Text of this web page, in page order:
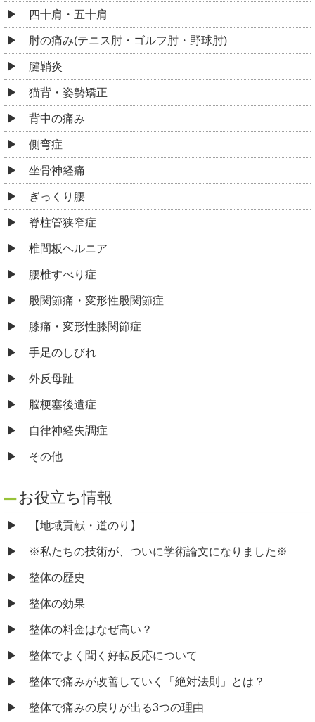
四十肩・五十肩
肘の痛み(テニス肘・ゴルフ肘・野球肘)
腱鞘炎
猫背・姿勢矯正
背中の痛み
側弯症
坐骨神経痛
ぎっくり腰
脊柱管狭窄症
椎間板ヘルニア
腰椎すべり症
股関節痛・変形性股関節症
膝痛・変形性膝関節症
手足のしびれ
外反母趾
脳梗塞後遺症
自律神経失調症
その他
お役立ち情報
【地域貢献・道のり】
※私たちの技術が、ついに学術論文になりました※
整体の歴史
整体の効果
整体の料金はなぜ高い？
整体でよく聞く好転反応について
整体で痛みが改善していく「絶対法則」とは？
整体で痛みの戻りが出る3つの理由